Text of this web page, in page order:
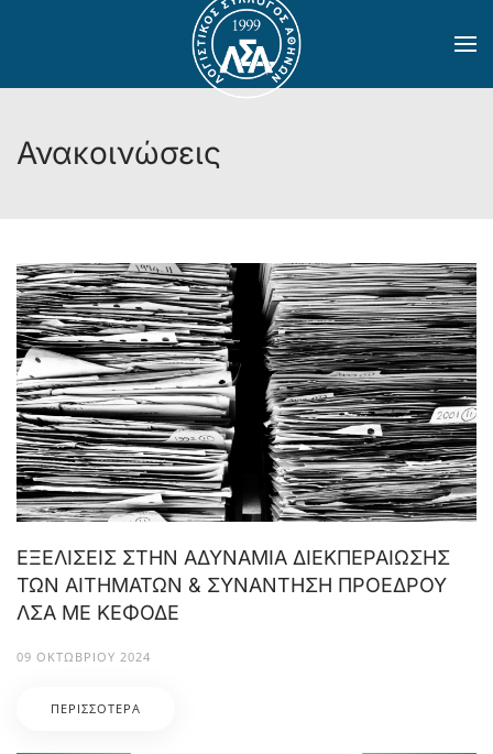
Skip to main content
Ανακοινώσεις
ΕΞΕΛΙΣΕΙΣ ΣΤΗΝ ΑΔΥΝΑΜΙΑ ΔΙΕΚΠΕΡΑΙΩΣΗΣ
ΤΩΝ ΑΙΤΗΜΑΤΩΝ & ΣΥΝΑΝΤΗΣΗ ΠΡΟΕΔΡΟΥ
ΛΣΑ ΜΕ ΚΕΦΟΔΕ
09 ΟΚΤΩΒΡΊΟΥ 2024
ΠΕΡΙΣΣΌΤΕΡΑ